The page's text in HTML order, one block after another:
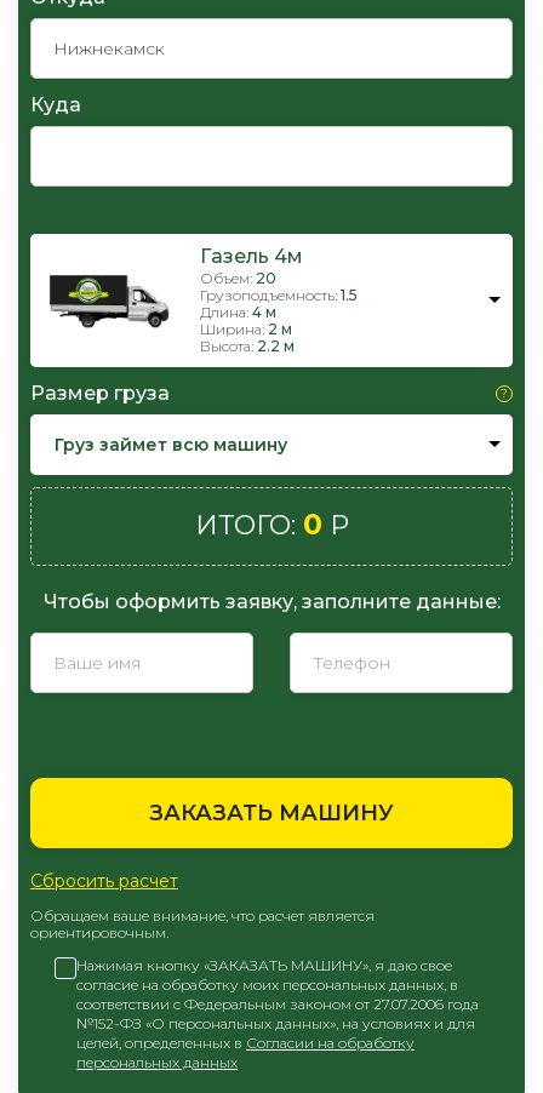
Куда
Газель 4м
Объем: 20
Грузоподъемность: 1.5
Длина: 4 м
Ширина: 2 м
Высота: 2.2 м
Размер груза
Груз займет всю машину
Чтобы оформить заявку, заполните данные:
ИТОГО: 0 Р
ЗАКАЗАТЬ МАШИНУ
Обращаем ваше внимание, что расчет является
ориентировочным.
Нажимая кнопку «ЗАКАЗАТЬ МАШИНУ», я даю свое
согласие на обработку моих персональных данных, в
соответствии с Федеральным законом от 27.07.2006 года
№152-ФЗ «О персональных данных», на условиях и для
целей, определенных в Согласии на обработку
персональных данных
Сбросить расчет